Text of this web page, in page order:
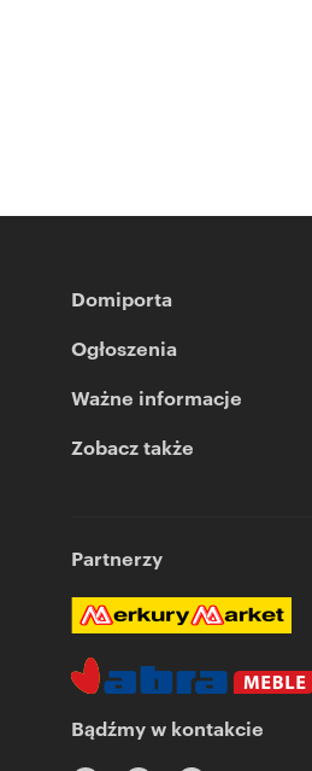
Domiporta
Ogłoszenia
Ważne informacje
Zobacz także
Partnerzy
Bądźmy w kontakcie